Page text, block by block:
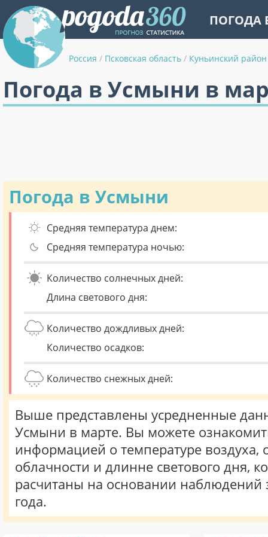
ПОГОДА
Россия / Псковская область / Куньинский район
Погода в Усмыни в
Погода в Усмыни
Средняя температура днем:
Средняя температура ночью:
Количество солнечных дней:
Длина светового дня:
Количество дождливых дней:
Количество осадков:
Количество снежных дней:
Выше представлены усредненные
Усмыни в марте. Вы можете
информацией о температуре воздуха,
облачности и длинне светового дня,
расчитаны на основании наблюдений
года.